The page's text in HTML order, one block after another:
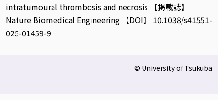
intratumoural thrombosis and necrosis 【掲載誌】
Nature Biomedical Engineering 【DOI】 10.1038/s41551-
025-01459-9
© University of Tsukuba